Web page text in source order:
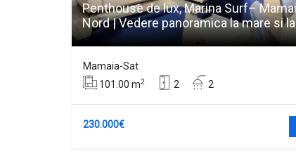
Penthouse de lux, Marina Surf–
Nord | Vedere panoramica la mare si
Mamaia-Sat
101.00 m2 2 2
230.000€